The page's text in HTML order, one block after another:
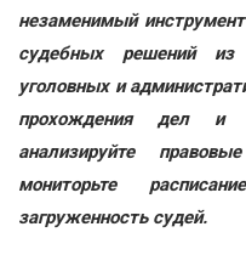
незаменимый
судебных решений из
уголовных и
прохождения дел и
анализируйте
мониторьте
загруженность судей.